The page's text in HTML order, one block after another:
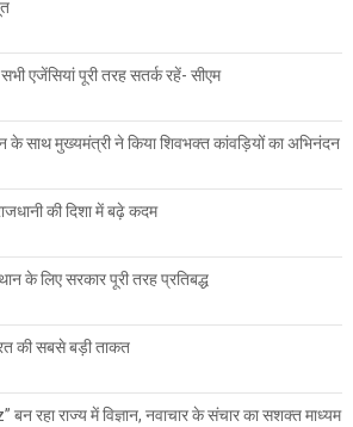
एजेंसियां पूरी तरह सतर्क रहें- सीएम
के साथ मुख्यमंत्री ने किया शिवभक्त कांवड़ियों का अभिनंदन
की दिशा में बढ़े कदम
के लिए सरकार पूरी तरह प्रतिबद्ध
की सबसे बड़ी ताकत
बन रहा राज्य में विज्ञान, नवाचार के संचार का सशक्त माध्यम